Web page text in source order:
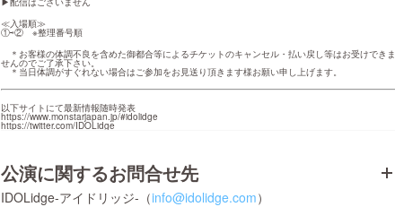
≪入場順≫
①⇨②　※整理番号順
＊お客様の体調不良を含めた御都合等によるチケットのキャンセル・払い戻し等はお受けできま
せんのでご了承下さい。
＊当日体調がすぐれない場合はご参加をお見送り頂きます様お願い申し上げます。
https://www.monstarjapan.jp/#idolidge
https://twitter.com/IDOLidge
公演に関するお問合せ先
IDOLidge-アイドリッジ-（info@idolidge.com）